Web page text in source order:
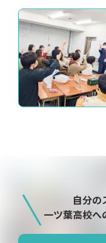
自分の
一ツ葉高校へ